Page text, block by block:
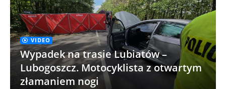
VIDEO
Wypadek na trasie Lubiatów –
Lubogoszcz. Motocyklista z otwartym
złamaniem nogi